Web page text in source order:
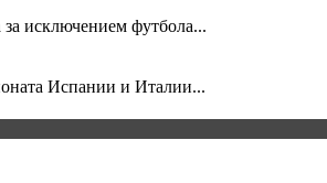
исключением футбола...
Испании и Италии...